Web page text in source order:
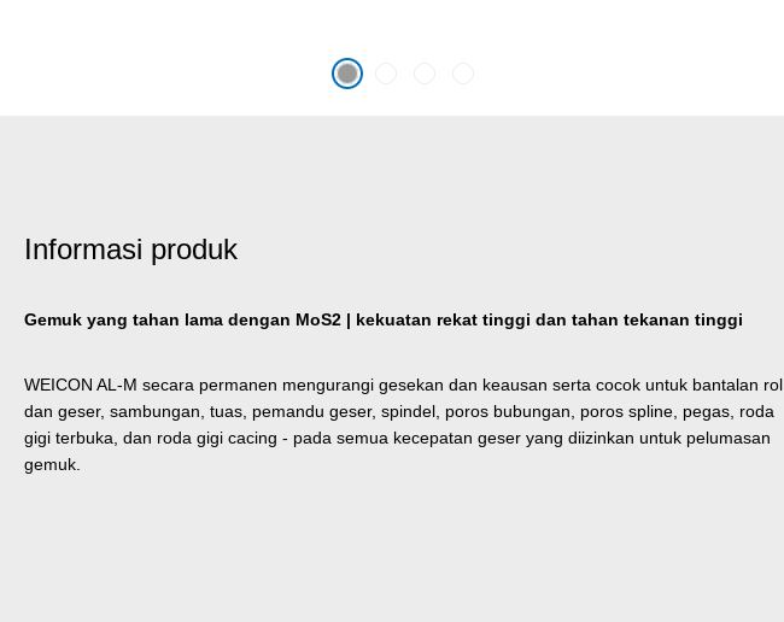
Informasi produk
Gemuk yang tahan lama dengan MoS2 | kekuatan rekat tinggi dan tahan tekanan tinggi
WEICON AL-M secara permanen mengurangi gesekan dan keausan serta cocok untuk bantalan rol
dan geser, sambungan, tuas, pemandu geser, spindel, poros bubungan, poros spline, pegas, roda
gigi terbuka, dan roda gigi cacing - pada semua kecepatan geser yang diizinkan untuk pelumasan
gemuk.